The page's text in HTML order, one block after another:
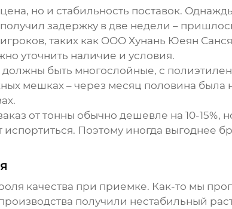
но и стабильность поставок.
задержку в две недели –
таких как OOO Хунань Юеян
уточнить наличие и условия.
быть многослойные, с
мешках – через месяц половина была
от тонны обычно дешевле на 10-15%,
испортиться. Поэтому иногда выгоднее
качества при приемке. Как-то мы
получили нестабильный